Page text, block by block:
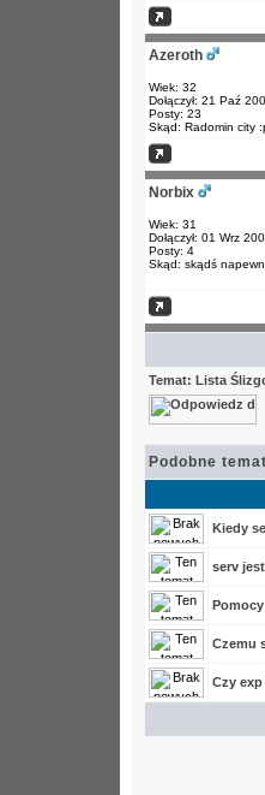
Azeroth
Wiek: 32
Dołączył: 21 Paź
Posty: 23
Skąd: Radomin city
Norbix
Wiek: 31
Dołączył: 01 Wrz
Posty: 4
Skąd: skądś
Temat: Lista
Podobne
Kiedy
serv
Czemu
Czy